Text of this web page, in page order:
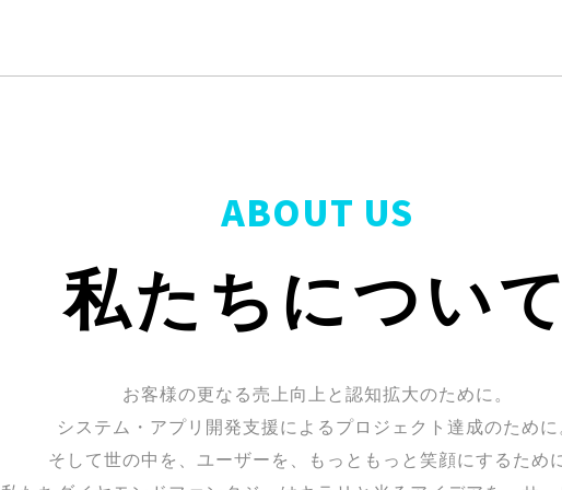
ABOUT US
私たちについて
お客様の更なる売上向上と認知拡大のために。
システム・アプリ開発支援によるプロジェクト達成のために
そして世の中を、ユーザーを、もっともっと笑顔にするため